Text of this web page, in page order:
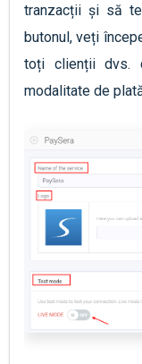
tranzacții și să
butonul, veți
toți clienții dvs.
modalitate de